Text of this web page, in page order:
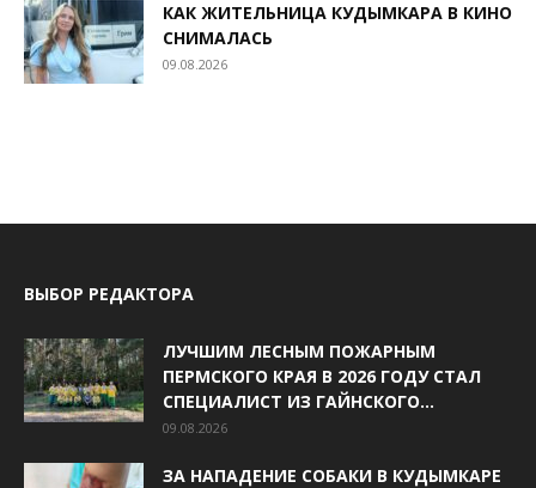
КАК ЖИТЕЛЬНИЦА КУДЫМКАРА В КИНО
СНИМАЛАСЬ
09.08.2026
ВЫБОР РЕДАКТОРА
ЛУЧШИМ ЛЕСНЫМ ПОЖАРНЫМ
ПЕРМСКОГО КРАЯ В 2026 ГОДУ СТАЛ
СПЕЦИАЛИСТ ИЗ ГАЙНСКОГО...
09.08.2026
ЗА НАПАДЕНИЕ СОБАКИ В КУДЫМКАРЕ